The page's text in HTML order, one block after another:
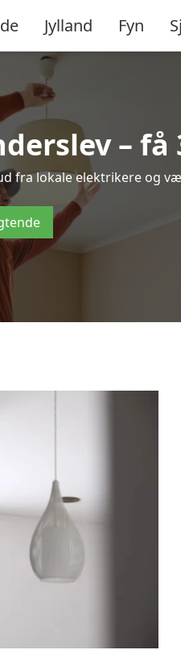
Jylland Fyn
–
fra lokale elektrikere og